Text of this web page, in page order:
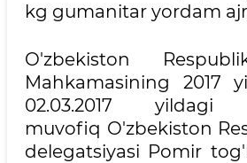
kg gumanitar yordam
O'zbekiston
Mahkamasining 2017
02.03.2017 yildagi
muvofiq O'zbekiston
delegatsiyasi Pomir